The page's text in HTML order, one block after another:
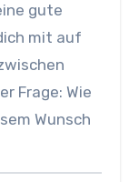
gute
mit auf
Frage: Wie
Wunsch